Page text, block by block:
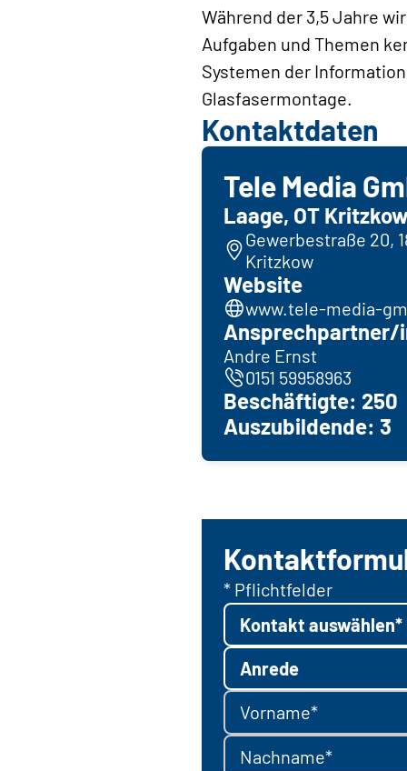
Während der 3,5 Jahre
Aufgaben und Themen
Systemen der
Glasfasermontage.
Kontaktdaten
Tele Media
Laage, OT
Gewerbestraße 20,
Kritzkow
Website
www.tele-media-
Ansprechpartner/
Andre Ernst
0151 59958963
Beschäftigte: 250
Auszubildende: 3
* Pflichtfelder
Kontakt auswählen*
Anrede
Vorname*
Nachname*